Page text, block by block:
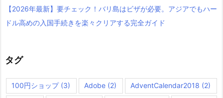
【2026年最新】要チェック！バリ島はビザが必要。アジアでもハー
ドル高めの入国手続きを楽々クリアする完全ガイド
タグ
100円ショップ(3) Adobe (2) AdventCalendar2018 (2)